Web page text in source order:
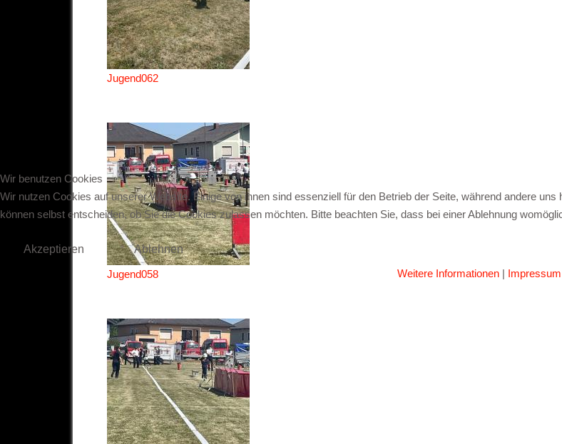
Jugend062
Jugend058
Wir benutzen Cookies
Wir nutzen Cookies auf unserer Website. Einige von ihnen sind essenziell für den Betrieb der Seite, während andere
können selbst entscheiden, ob Sie die Cookies zulassen möchten. Bitte beachten Sie, dass bei einer Ablehnung
Akzeptieren
Ablehnen
Weitere Informationen | Impressum